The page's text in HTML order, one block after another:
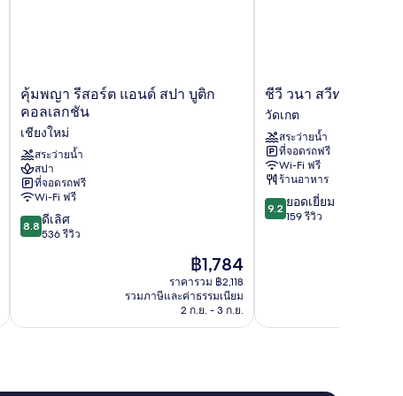
คุ้ม
พญา
สอร์ต
แอนด์
สปา
บูติ
ก
คอล
เลก
คุ้มพญา รีสอร์ต แอนด์ สปา บูติก
คอลเลกชัน
เชียงใหม่
สระว่ายน้ำ
สปา
ที่จอดรถฟรี
Wi-Fi ฟรี
8.8
จาก
8.8 ดีเลิศ
536 รีวิว
ราคา
ปัจจุบัน
คือ
฿1,784
฿1,784
ราคารวม ฿2,118
รวมภาษีและค่าธรรมเนียม
2 ก.ย. - 3 ก.ย.
ชีวี
วนา
สวีท
รีสอร์ท
วัด
เกต
ชีวี วนา สวีท รีสอร์ท
วัดเกต
สระว่ายน้ำ
ที่จอดรถฟรี
Wi-Fi ฟรี
ร้านอาหาร
9.2
จาก
9.2 ยอดเยี่ยม
159 รีวิว